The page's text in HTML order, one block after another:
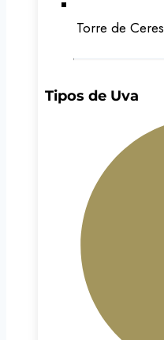
Torre de Ceres
Tipos de Uva